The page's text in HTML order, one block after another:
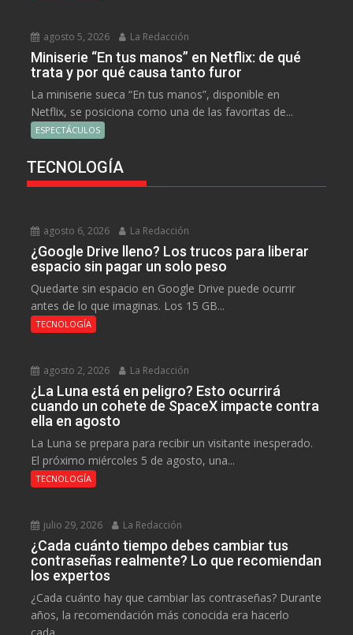
agosto 5, 2026 La Redacción
Miniserie “En tus manos” en Netflix: de qué
trata y por qué causa tanto furor
La miniserie sueca “En tus manos”, disponible en
Netflix, se posiciona como una de las favoritas de...
ESPECTÁCULOS
TECNOLOGÍA
agosto 6, 2026 La Redacción
¿Google Drive lleno? Los trucos para liberar
espacio sin pagar un solo peso
Quedarte sin espacio en Google Drive puede ocurrir
antes de lo que imaginas. Los 15 GB...
TECNOLOGÍA
agosto 2, 2026 La Redacción
¿La Luna está en peligro? Esto ocurrirá
cuando un cohete de SpaceX impacte contra
ella en agosto
La Luna se prepara para recibir un visitante inesperado.
El próximo miércoles 5 de agosto, una...
TECNOLOGÍA
julio 29, 2026 La Redacción
¿Cada cuánto tiempo debes cambiar tus
contraseñas realmente? Lo que recomiendan
los expertos
¿Cada cuánto hay que cambiar las contraseñas? Durante
años, la recomendación más conocida era hacerlo